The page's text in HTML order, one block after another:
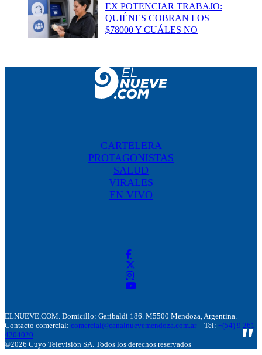
EX POTENCIAR TRABAJO:
QUIÉNES COBRAN LOS
$78000 Y CUÁLES NO
CARTELERA
PROTAGONISTAS
SALUD
VIRALES
EN VIVO
ELNUEVE.COM. Domicillo: Garibaldi 186. M5500 Mendoza, Argentina.
Contacto comercial: comercial@canalnuevemendoza.com.ar – Tel: +(54) 9 261
4204020
©2026 Cuyo Televisión SA. Todos los derechos reservados